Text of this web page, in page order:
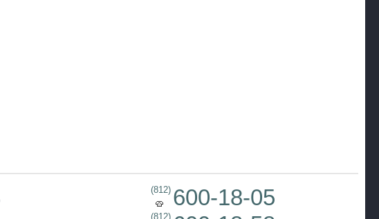
(812) 600-18-05
(812)